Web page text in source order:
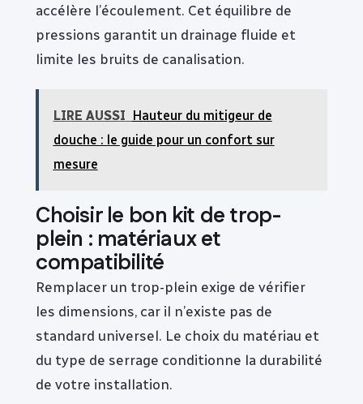
accélère l’écoulement. Cet équilibre de
pressions garantit un drainage fluide et
limite les bruits de canalisation.
LIRE AUSSI Hauteur du mitigeur de
douche : le guide pour un confort sur
mesure
Choisir le bon kit de trop-
plein : matériaux et
compatibilité
Remplacer un trop-plein exige de vérifier
les dimensions, car il n’existe pas de
standard universel. Le choix du matériau et
du type de serrage conditionne la durabilité
de votre installation.